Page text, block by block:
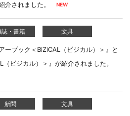
されました。
誌・書籍 文具
ーブック＜BiZiCAL（ビジカル）＞』と
（ビジカル）＞』が紹介されました。
新聞 文具